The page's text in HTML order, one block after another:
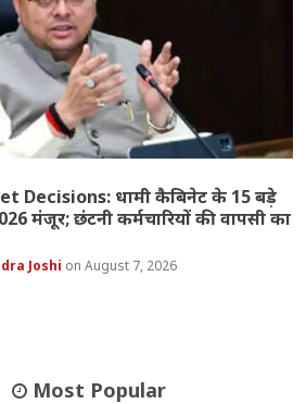
Decisions: धामी कैबिनेट के 15 बड़े
मंजूर; छंटनी कर्मचारियों की वापसी का
Joshi August 7, 2026
Most Popular